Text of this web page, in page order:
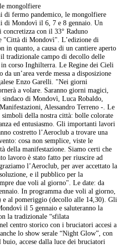
di fermo pandemico, le mongolfiere
di Mondovì il 6, 7 e 8 gennaio. Un
con il 33° Raduno
"Città di Mondovì". L’edizione di
in quanto, a causa di un cantiere aperto
tradizionale campo di decollo delle
corso Inghilterra. Le Regine dei Cieli
un’area verde messa a disposizione
Enzo Garelli. "Nei giorni
a volare. Saranno giorni magici,
di Mondovì, Luca Robaldo,
Alessandro Terreno -. Le
della nostra città: bolle colorate
ed entusiasmo. Gli importanti lavori
costretto l’Aeroclub a trovare una
cosa non semplice, viste le
della manifestazione. Siamo certi che
lavoro è stato fatto per riuscire ad
l’Aeroclub, per aver accettato la
e il pubblico per la
due voli al giorno". Le date: da
In programma due voli al giorno,
e al pomeriggio (decollo alle 14,30). Gli
il 5 gennaio e saluteranno la
la tradizionale “sfilata
centro storico con i bruciatori accesi a
lo show serale “Night Glow”, con
accese dalla luce dei bruciatori